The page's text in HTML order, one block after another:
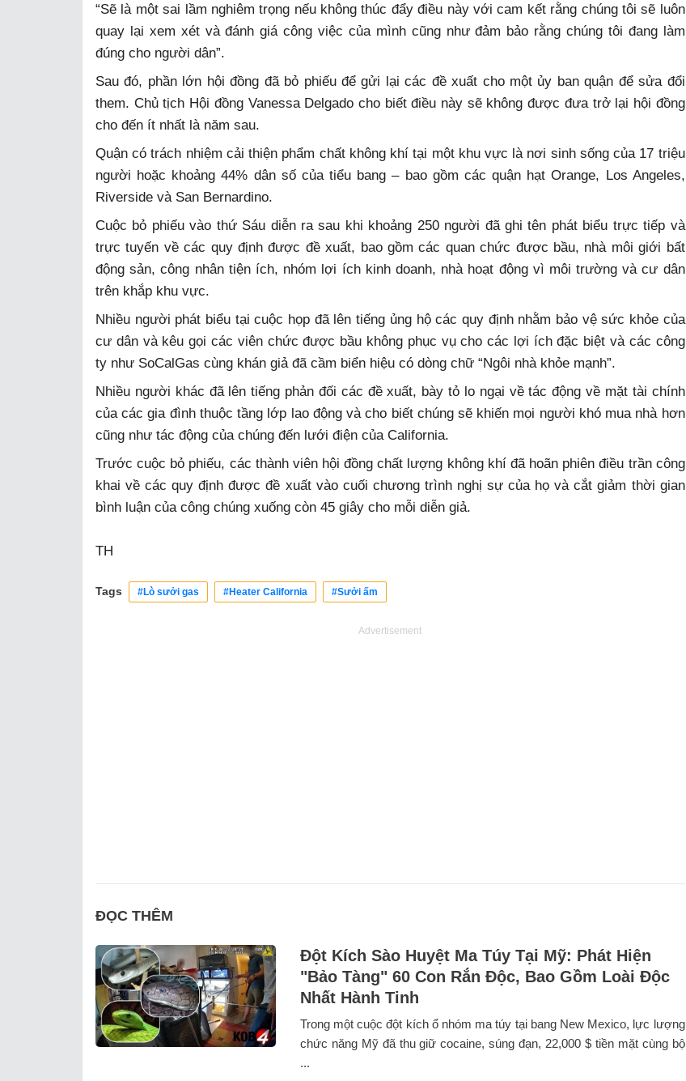
“Sẽ là một sai lầm nghiêm trọng nếu không thúc đẩy điều này với cam kết rằng chúng tôi sẽ luôn
quay lại xem xét và đánh giá công việc của mình cũng như đảm bảo rằng chúng tôi đang làm
đúng cho người dân”.
Sau đó, phần lớn hội đồng đã bỏ phiếu để gửi lại các đề xuất cho một ủy ban quận để sửa đổi
them. Chủ tịch Hội đồng Vanessa Delgado cho biết điều này sẽ không được đưa trở lại hội đồng
cho đến ít nhất là năm sau.
Quận có trách nhiệm cải thiện phẩm chất không khí tại một khu vực là nơi sinh sống của 17 triệu
người hoặc khoảng 44% dân số của tiểu bang – bao gồm các quận hạt Orange, Los Angeles,
Riverside và San Bernardino.
Cuộc bỏ phiếu vào thứ Sáu diễn ra sau khi khoảng 250 người đã ghi tên phát biểu trực tiếp và
trực tuyến về các quy định được đề xuất, bao gồm các quan chức được bầu, nhà môi giới bất
động sản, công nhân tiện ích, nhóm lợi ích kinh doanh, nhà hoạt động vì môi trường và cư dân
trên khắp khu vực.
Nhiều người phát biểu tại cuộc họp đã lên tiếng ủng hộ các quy định nhằm bảo vệ sức khỏe của
cư dân và kêu gọi các viên chức được bầu không phục vụ cho các lợi ích đặc biệt và các công
ty như SoCalGas cùng khán giả đã cầm biển hiệu có dòng chữ “Ngôi nhà khỏe mạnh”.
Nhiều người khác đã lên tiếng phản đối các đề xuất, bày tỏ lo ngại về tác động về mặt tài chính
của các gia đình thuộc tầng lớp lao động và cho biết chúng sẽ khiến mọi người khó mua nhà hơn
cũng như tác động của chúng đến lưới điện của California.
Trước cuộc bỏ phiếu, các thành viên hội đồng chất lượng không khí đã hoãn phiên điều trần công
khai về các quy định được đề xuất vào cuối chương trình nghị sự của họ và cắt giảm thời gian
bình luận của công chúng xuống còn 45 giây cho mỗi diễn giả.
TH
Tags #Lò sưởi gas #Heater California #Sưởi ấm
Advertisement
ĐỌC THÊM
Đột Kích Sào Huyệt Ma Túy Tại Mỹ: Phát Hiện
"Bảo Tàng" 60 Con Rắn Độc, Bao Gồm Loài Độc
Nhất Hành Tinh
Trong một cuộc đột kích ổ nhóm ma túy tại bang New Mexico, lực lượng
chức năng Mỹ đã thu giữ cocaine, súng đạn, 22,000 $ tiền mặt cùng bộ
...